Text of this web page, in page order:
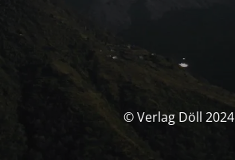
© Verlag Döll 2024